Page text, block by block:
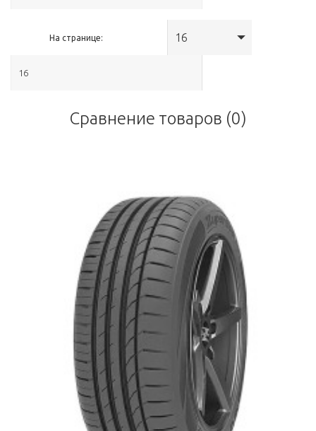
На странице: 16
Сравнение товаров (0)